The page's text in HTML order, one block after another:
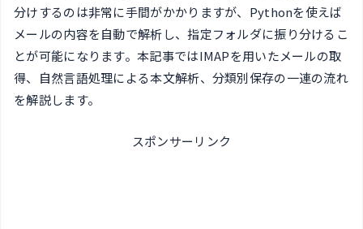
分けするのは非常に手間がかかりますが、Pythonを使えば
メールの内容を自動で解析し、指定フォルダに振り分けるこ
とが可能になります。本記事ではIMAPを用いたメールの取
得、自然言語処理による本文解析、分類別保存の一連の流れ
を解説します。
スポンサーリンク